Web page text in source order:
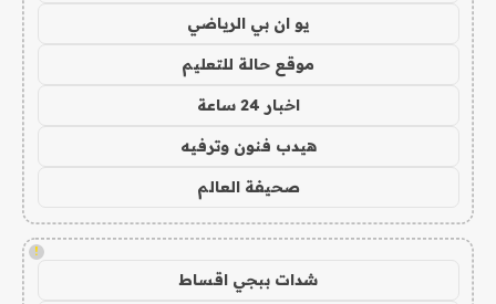
يو ان بي الرياضي
موقع حالة للتعليم
اخبار 24 ساعة
هيدب فنون وترفيه
صحيفة العالم
!
شدات ببجي اقساط